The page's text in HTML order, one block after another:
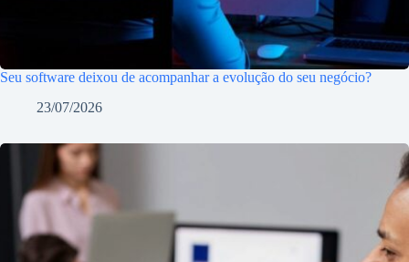
Seu software deixou de acompanhar a evolução do seu negócio?
23/07/2026